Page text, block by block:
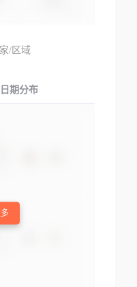
/区域
期分布